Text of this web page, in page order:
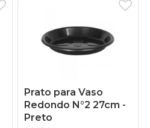
Prato para Vaso
Redondo N°2 27cm -
Preto